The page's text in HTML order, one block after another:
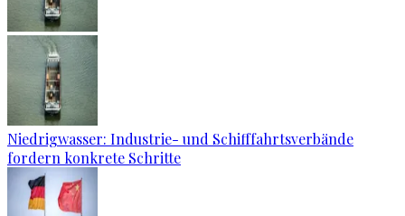
Niedrigwasser: Industrie- und Schifffahrtsverbände
fordern konkrete Schritte